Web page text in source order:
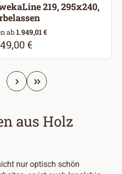
219, 295x240,
ab1.949,01 €
Preis:
€
aus Holz
nur optisch schön